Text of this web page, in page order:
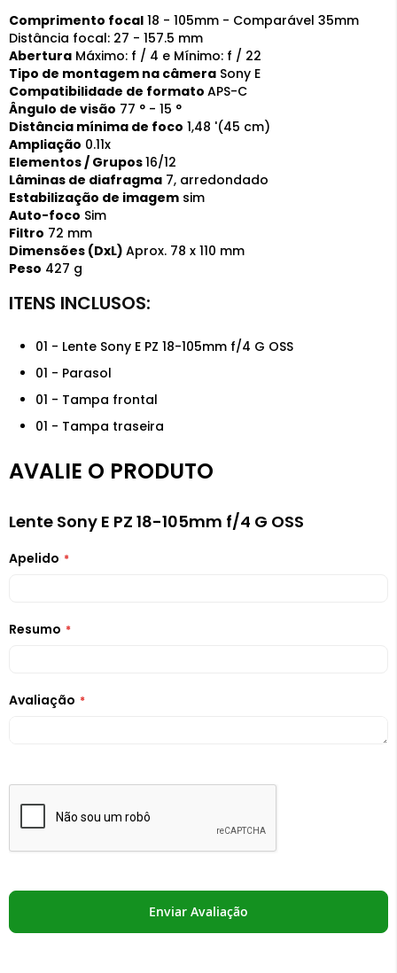
Comprimento focal 18 - 105mm - Comparável 35mm
Distância focal: 27 - 157.5 mm
Abertura Máximo: f / 4 e Mínimo: f / 22
Tipo de montagem na câmera Sony E
Compatibilidade de formato APS-C
Ângulo de visão 77 ° - 15 °
Distância mínima de foco 1,48 '(45 cm)
Ampliação 0.11x
Elementos / Grupos16/12
Lâminas de diafragma 7, arredondado
Estabilização de imagem sim
Auto-foco Sim
Filtro 72 mm
Dimensões (DxL) Aprox. 78 x 110 mm
Peso 427 g
01 - Lente Sony E PZ 18-105mm f/4 G OSS
01 - Parasol
01 - Tampa frontal
01 - Tampa traseira
AVALIE O PRODUTO
Lente Sony E PZ 18-105mm f/4 G OSS
Apelido
Resumo
Avaliação
Enviar Avaliação